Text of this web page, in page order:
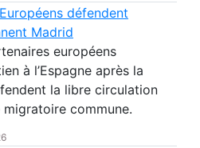
défendent
Madrid
européens
à l’Espagne après la
la libre circulation
migratoire commune.